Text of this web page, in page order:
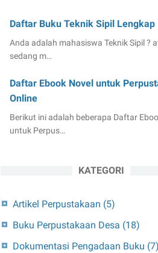
Daftar Buku Teknik Sipil Lengkap
Anda adalah mahasiswa Teknik Sipil ?
sedang m…
Daftar Ebook Novel untuk
Online
Berikut ini adalah beberapa Daftar
untuk Perpus…
KATEGORI
Artikel Perpustakaan (5)
Buku Perpustakaan Desa (18)
Dokumentasi Pengadaan Buku (7)